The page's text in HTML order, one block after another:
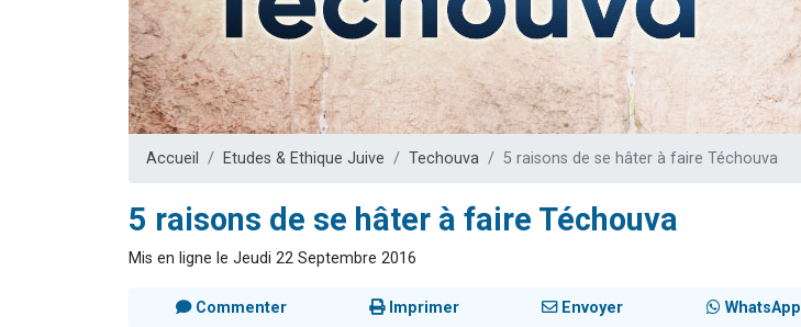
2 personnes viennent de nous rejoindre sur WhatsApp
Malgorzata vient de donner son Maasser
3 personnes viennent de nous rejoindre sur WhatsApp
Accueil Etudes & Ethique Juive Techouva 5 raisons de se hâter à faire Téchouva
5 raisons de se hâter à faire Téchouva
Mis en ligne le Jeudi 22 Septembre 2016
Commenter Imprimer Envoyer WhatsApp